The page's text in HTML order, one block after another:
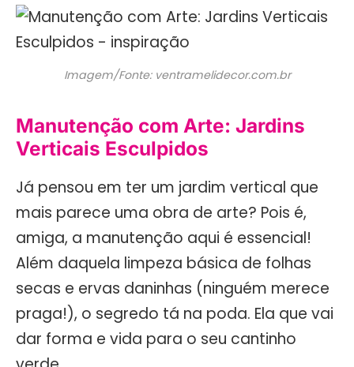
Imagem/Fonte: ventramelidecor.com.br
Manutenção com Arte: Jardins
Verticais Esculpidos
Já pensou em ter um jardim vertical que
mais parece uma obra de arte? Pois é,
amiga, a manutenção aqui é essencial!
Além daquela limpeza básica de folhas
secas e ervas daninhas (ninguém merece
praga!), o segredo tá na poda. Ela que vai
dar forma e vida para o seu cantinho